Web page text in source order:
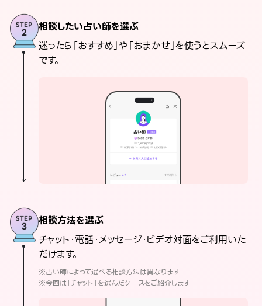
相談したい占い師を選ぶ
迷ったら「おすすめ」や「おまかせ」を使うとスムーズ
です。
相談方法を選ぶ
チャット・電話・メッセージ・ビデオ対面をご利用いた
だけます。
※占い師によって選べる相談方法は異なります
※今回は「チャット」を選んだケースをご紹介します